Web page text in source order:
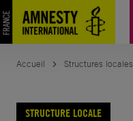
Aller
au
contenu
Accueil Structures locales
STRUCTURE LOCALE